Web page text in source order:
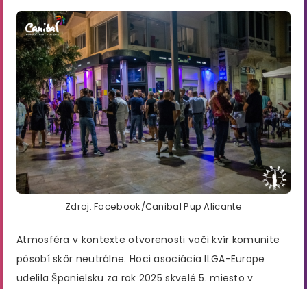
Zdroj: Facebook/Canibal Pup Alicante
Atmosféra v kontexte otvorenosti voči kvír komunite
pôsobí skôr neutrálne. Hoci asociácia ILGA-Europe
udelila Španielsku za rok 2025 skvelé 5. miesto v